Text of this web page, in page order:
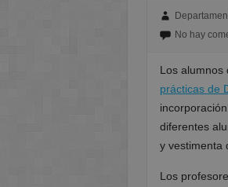
No hay
Los
prácticas de
diferentes
y vestimenta
Los